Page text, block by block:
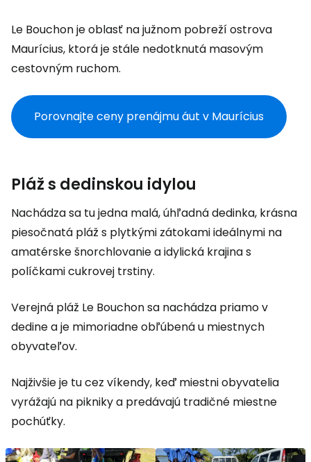
Le Bouchon je oblasť na južnom pobreží ostrova
Maurícius, ktorá je stále nedotknutá masovým
cestovným ruchom.
Porovnajte ceny prenájmu áut v Maurícius
Pláž s dedinskou idylou
Nachádza sa tu jedna malá, úhľadná dedinka, krásna
piesočnatá pláž s plytkými zátokami ideálnymi na
amatérske šnorchlovanie a idylická krajina s
políčkami cukrovej trstiny.
Verejná pláž Le Bouchon sa nachádza priamo v
dedine a je mimoriadne obľúbená u miestnych
obyvateľov.
Najživšie je tu cez víkendy, keď miestni obyvatelia
vyrážajú na pikniky a predávajú tradičné miestne
pochúťky.